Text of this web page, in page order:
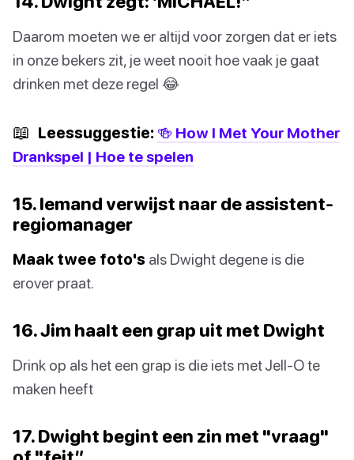
Daarom moeten we er altijd voor zorgen dat er iets
in onze bekers zit, je weet nooit hoe vaak je gaat
drinken met deze regel 😂
📖 Leessuggestie: 🍻 How I Met Your Mother
Drankspel | Hoe te spelen
15. Iemand verwijst naar de assistent-
regiomanager
Maak twee foto's als Dwight degene is die
erover praat.
16. Jim haalt een grap uit met Dwight
Drink op als het een grap is die iets met Jell-O te
maken heeft
17. Dwight begint een zin met "vraag"